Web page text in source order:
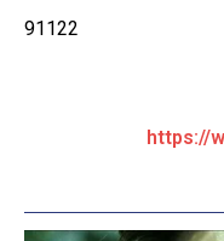
91122
https://